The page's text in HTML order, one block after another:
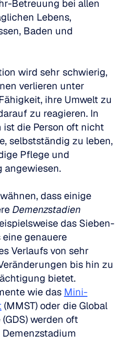
Betreuung bei allen
Lebens,
Baden und
wird sehr schwierig,
verlieren unter
ihre Umwelt zu
zu reagieren. In
die Person oft nicht
selbstständig zu leben,
Pflege und
angewiesen.
dass einige
Demenzstadien
das Sieben-
genauere
Verlaufs von sehr
bis hin zu
bietet.
wie das Mini-
(MMST) oder die Global
werden oft